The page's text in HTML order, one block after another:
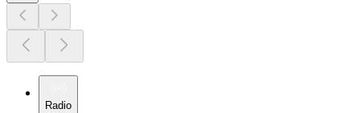
Radio